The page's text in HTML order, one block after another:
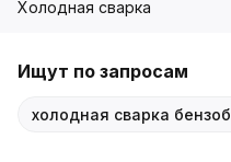
Холодная сварка
Ищут по запросам
холодная сварка